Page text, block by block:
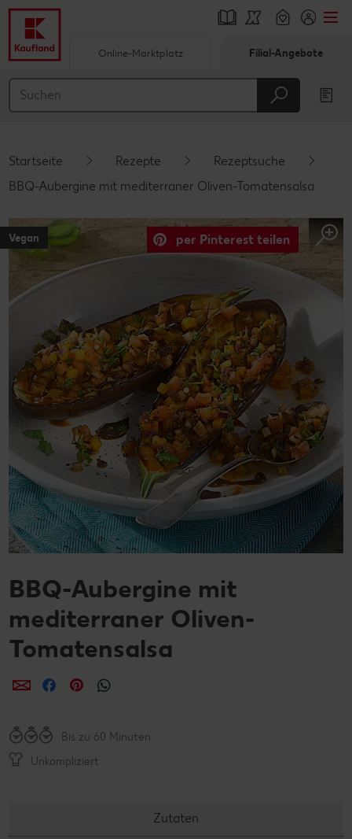
Hauptinhalt
Schwebender Seitenbereich
Online-Marktplatz Filial-Angebote
Startseite Rezepte
Rezeptsuche
BBQ-Aubergine mit mediterraner Oliven-Tomatensalsa
Vegan per Pinterest teilen
BBQ-Aubergine mit
mediterraner Oliven-
Tomatensalsa
per E-Mail teilen
per Facebook teilen
per Pinterest teilen
Bis zu 60 Minuten
Unkompliziert
Zutaten